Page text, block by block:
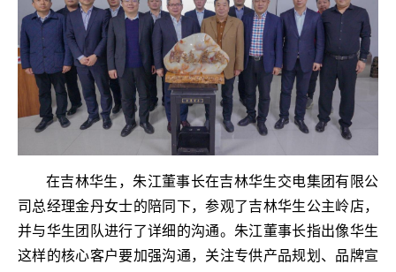
在吉林华生，朱江董事长在吉林华生交电集团有限公
司总经理金丹女士的陪同下，参观了吉林华生公主岭店，
并与华生团队进行了详细的沟通。朱江董事长指出像华生
这样的核心客户要加强沟通，关注专供产品规划、品牌宣